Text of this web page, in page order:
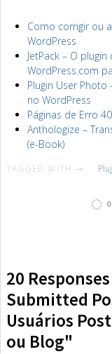
Como corrigir ou
WordPress
JetPack – O
WordPress.com
Plugin User
no WordPress
Páginas de Erro
Anthologize –
(e-Book)
TAGGED WITH →
0
20
Submitted
Usuários
ou Blog"